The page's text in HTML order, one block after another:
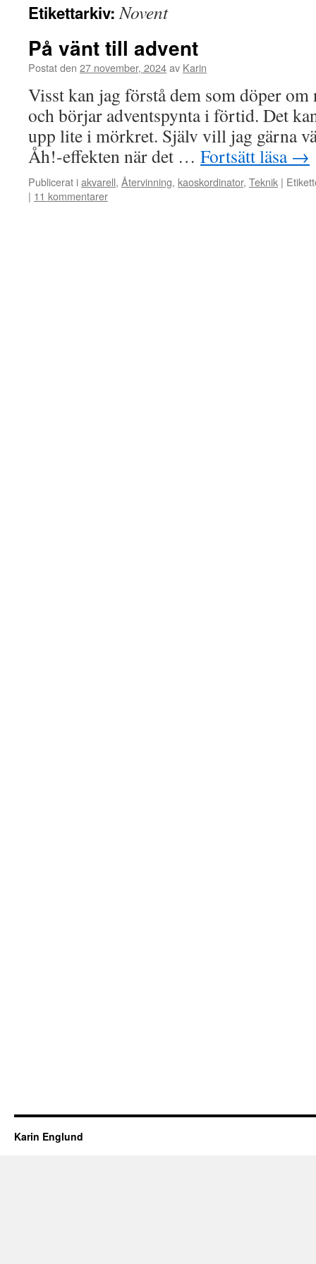
Etikettarkiv:Novent
På vänt till advent
Postat den 27 november, 2024av Karin
Visst kan jag förstå dem som döper
och börjar adventspynta i förtid. Det
upp lite i mörkret. Själv vill jag gärna
Åh!-effekten när det … Fortsätt läsa →
Publicerat iakvarell, Återvinning, kaoskordinator, Teknik |
| 11 kommentarer
Karin Englund